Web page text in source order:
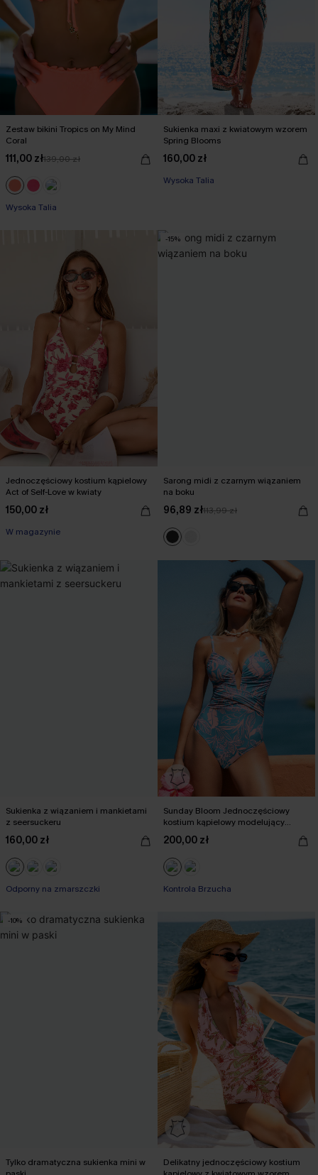
Zestaw bikini Tropics on My Mind
Coral
111,00 zł139,00 zł
Wysoka Talia
Sukienka maxi z kwiatowym wzorem
Spring Blooms
160,00 zł
【JE10】-10% bez minimum
Wysoka Talia
Jednoczęściowy kostium kąpielowy
Act of Self-Love w kwiaty
150,00 zł
W magazynie
-15%
Sarong midi z czarnym wiązaniem
na boku
96,89 zł113,99 zł
Sukienka z wiązaniem i mankietami
z seersuckeru
160,00 zł
【JE10】-10% bez minimum
Odporny na zmarszczki
Sunday Bloom Jednoczęściowy
kostium kąpielowy modelujący
brzuch
200,00 zł
Kontrola Brzucha
-10%
Tylko dramatyczna sukienka mini w
Delikatny jednoczęściowy kostium